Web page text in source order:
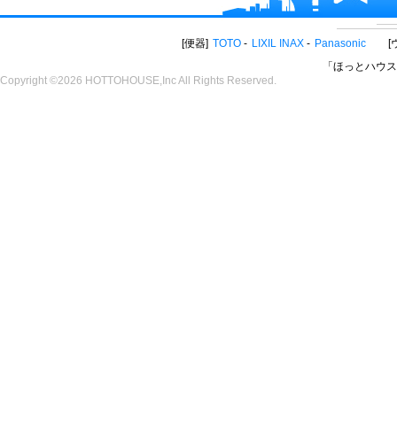
便器 TOTO LIXIL INAX Panasonic
「ほっとハウ
Copyright ©2026 HOTTOHOUSE,Inc All Rights Reserved.